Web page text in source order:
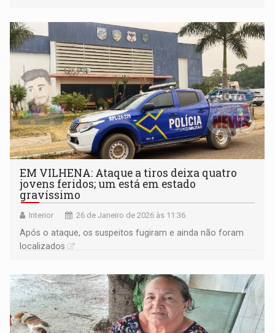
do bebê
EM VILHENA: Ataque a tiros deixa quatro
jovens feridos; um está em estado
gravíssimo
Interior 26 de Janeiro de 2026 às 11:36
Após o ataque, os suspeitos fugiram e ainda não foram
localizados